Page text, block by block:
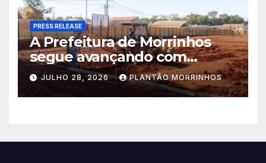
PRESS RELEASE
A Prefeitura de Morrinhos
segue avançando com
importantes investimentos
no Setor Arca de Noé.
JULHO 28, 2026 PLANTÃO MORRINHOS